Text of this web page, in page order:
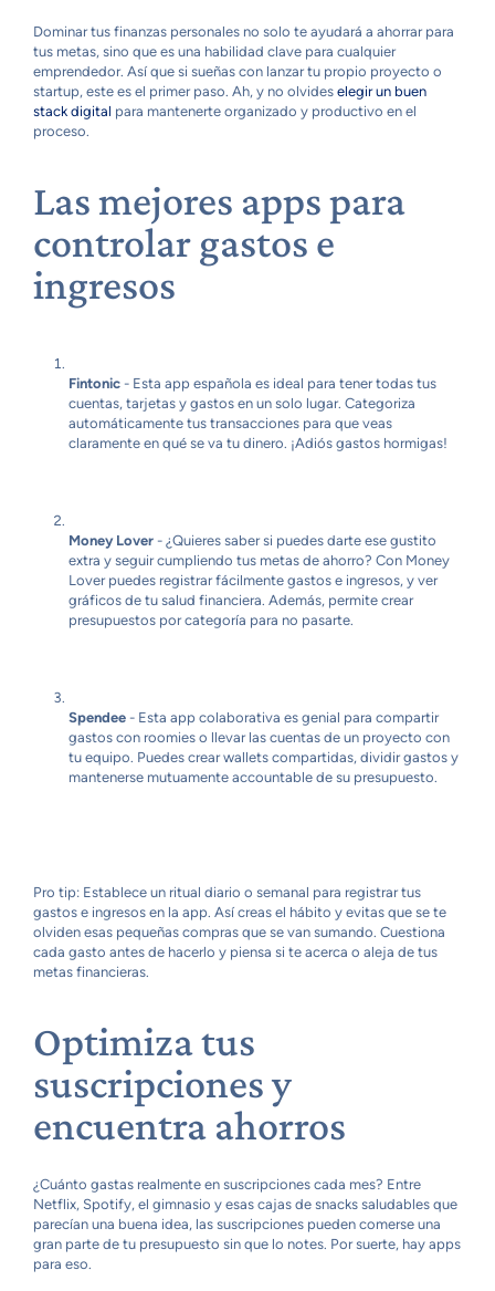
Dominar tus finanzas personales no solo te ayudará a ahorrar para
tus metas, sino que es una habilidad clave para cualquier
emprendedor. Así que si sueñas con lanzar tu propio proyecto o
startup, este es el primer paso. Ah, y no olvides elegir un buen
stack digital para mantenerte organizado y productivo en el
proceso.
Las mejores apps para
controlar gastos e
ingresos
Fintonic - Esta app española es ideal para tener todas tus
cuentas, tarjetas y gastos en un solo lugar. Categoriza
automáticamente tus transacciones para que veas
claramente en qué se va tu dinero. ¡Adiós gastos hormigas!
Money Lover - ¿Quieres saber si puedes darte ese gustito
extra y seguir cumpliendo tus metas de ahorro? Con Money
Lover puedes registrar fácilmente gastos e ingresos, y ver
gráficos de tu salud financiera. Además, permite crear
presupuestos por categoría para no pasarte.
Spendee - Esta app colaborativa es genial para compartir
gastos con roomies o llevar las cuentas de un proyecto con
tu equipo. Puedes crear wallets compartidas, dividir gastos y
mantenerse mutuamente accountable de su presupuesto.
Pro tip: Establece un ritual diario o semanal para registrar tus
gastos e ingresos en la app. Así creas el hábito y evitas que se te
olviden esas pequeñas compras que se van sumando. Cuestiona
cada gasto antes de hacerlo y piensa si te acerca o aleja de tus
metas financieras.
Optimiza tus
suscripciones y
encuentra ahorros
¿Cuánto gastas realmente en suscripciones cada mes? Entre
Netflix, Spotify, el gimnasio y esas cajas de snacks saludables que
parecían una buena idea, las suscripciones pueden comerse una
gran parte de tu presupuesto sin que lo notes. Por suerte, hay apps
para eso.